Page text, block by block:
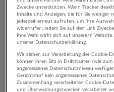
Zwecke unterstützen. Wenn Tracker
Inhalte und Anzeigen, die für Sie weniger
jederzeit erneut aufrufen, um Ihre
widerrufen, indem Sie auf den Link
Ihre Wahl wirkt sich auf unsere/n
unserer Datenschutzerklärung.
Wir ziehen zur Verarbeitung der Cookie-
können ihren Sitz in Drittstaaten (wie zum
angemessenes Datenschutzniveau
Gerichtshof kein angemessenes
Zusammenhang verarbeiteten Cookie-
und Überwachungszwecken verarbeitet